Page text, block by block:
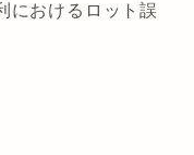
におけるロット誤